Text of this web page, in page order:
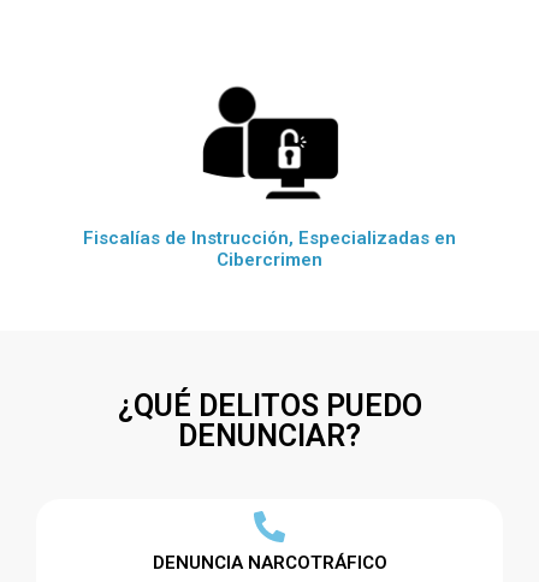
Fiscalías de Instrucción, Especializadas en
Cibercrimen
¿QUÉ DELITOS PUEDO
DENUNCIAR?
DENUNCIA NARCOTRÁFICO